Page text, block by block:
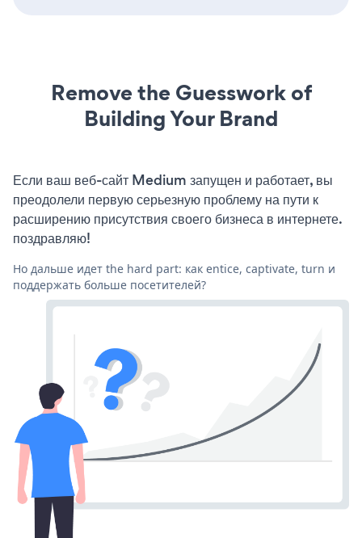
Remove the Guesswork of
Building Your Brand
Если ваш веб-сайт Medium запущен и работает, вы
преодолели первую серьезную проблему на пути к
расширению присутствия своего бизнеса в интернете.
поздравляю!
Но дальше идет the hard part: как entice, captivate, turn и
поддержать больше посетителей?